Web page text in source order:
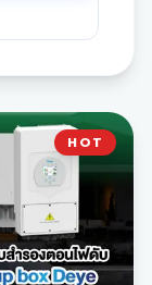
ะกับการติด
แอปพลิเคชัน
บาท
บาท
บาท
บาท
ม 7%
บโซล่าเซลล์
LINE
HOT